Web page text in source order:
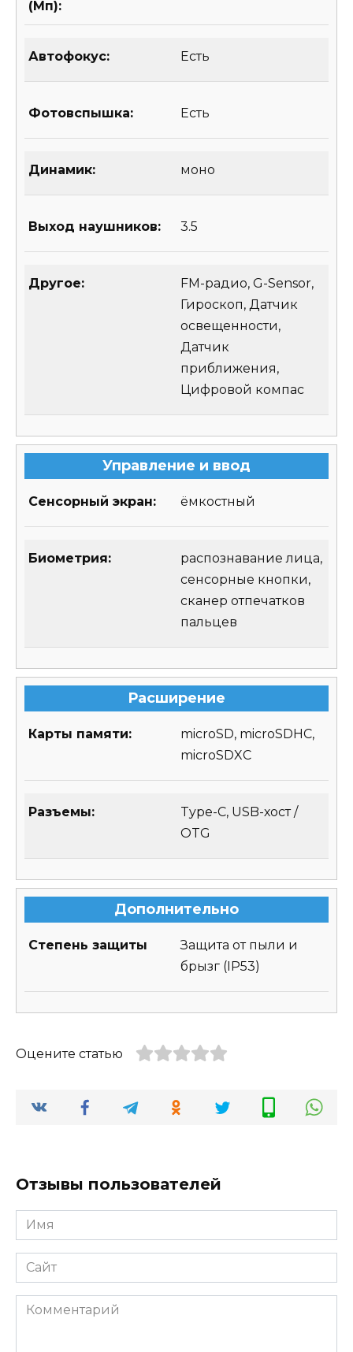
(Мп):
Автофокус: Есть
Фотовспышка: Есть
Динамик: моно
Выход наушников: 3.5
Другое:
FM-радио, G-Sensor,
Гироскоп, Датчик
освещенности,
Датчик
приближения,
Цифровой компас
Управление и ввод
Сенсорный экран: ёмкостный
Биометрия:
распознавание лица,
сенсорные кнопки,
сканер отпечатков
пальцев
Расширение
Карты памяти:
microSD, microSDHC,
microSDXC
Разъемы:
Type-C, USB-хост /
OTG
Дополнительно
Степень защиты
Защита от пыли и
брызг (IP53)
Оцените статью
Отзывы пользователей
Имя
*
Сайт
Комментарий